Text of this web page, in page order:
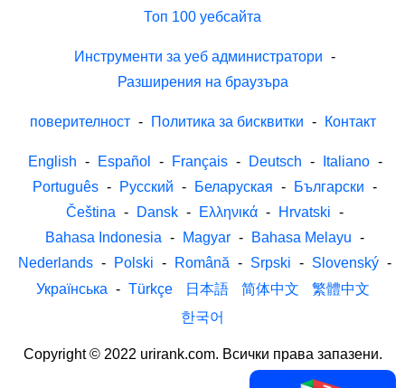
Топ 100 уебсайта
Инструменти за уеб администратори -
Разширения на браузъра
поверителност - Политика за бисквитки - Контакт
English - Español - Français - Deutsch - Italiano -
Português - Русский - Беларуская - Български -
Čeština - Dansk - Ελληνικά - Hrvatski -
Bahasa Indonesia - Magyar - Bahasa Melayu -
Nederlands - Polski - Română - Srpski - Slovenský -
Українська - Türkçe 日本語 简体中文
繁體中文
한국어
Copyright © 2022 urirank.com. Всички права запазени.